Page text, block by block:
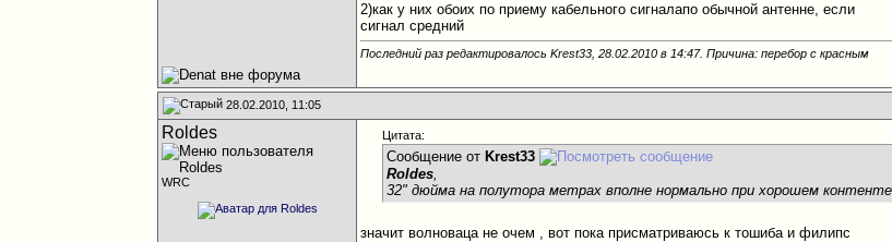
2)как у них обоих по приему кабельного сигналапо обычной антенне, если
сигнал средний
Последний раз редактировалось Krest33, 28.02.2010 в 14:47. Причина: перебор с красным
28.02.2010, 11:05
Roldes
WRC
Цитата:
Сообщение от Krest33
Roldes,
32" дюйма на полутора метрах вполне нормально при хорошем
значит волноваца не очем , вот пока присматриваюсь к тошиба и филипс